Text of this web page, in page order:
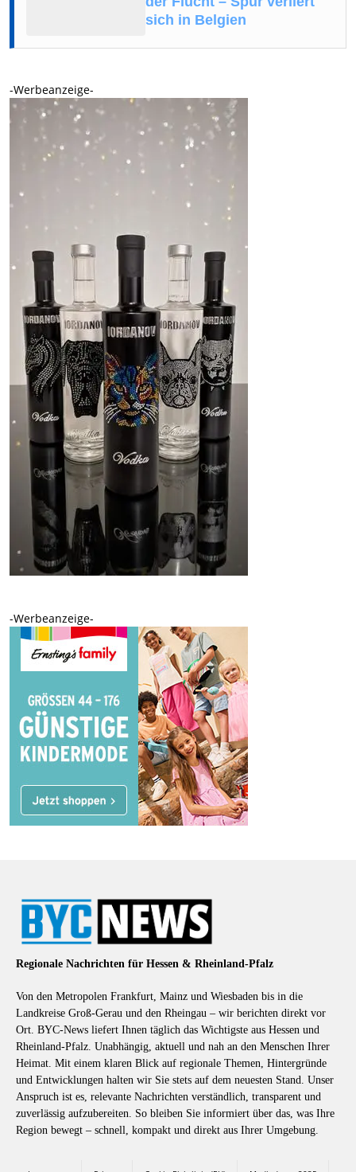
sich in Belgien
-Werbeanzeige-
-Werbeanzeige-
Regionale Nachrichten für Hessen & Rheinland-Pfalz
Von den Metropolen Frankfurt, Mainz und Wiesbaden bis in die
Landkreise Groß-Gerau und den Rheingau – wir berichten direkt vor
Ort. BYC-News liefert Ihnen täglich das Wichtigste aus Hessen und
Rheinland-Pfalz. Unabhängig, aktuell und nah an den Menschen Ihrer
Heimat. Mit einem klaren Blick auf regionale Themen, Hintergründe
und Entwicklungen halten wir Sie stets auf dem neuesten Stand. Unser
Anspruch ist es, relevante Nachrichten verständlich, transparent und
zuverlässig aufzubereiten. So bleiben Sie informiert über das, was Ihre
Region bewegt – schnell, kompakt und direkt aus Ihrer Umgebung.